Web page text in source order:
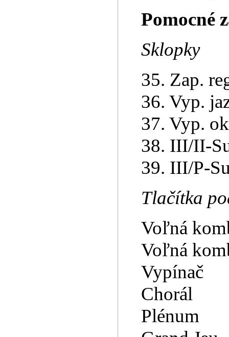
Pomocné
Sklopky
35. Zap.
36. Vyp.
37. Vyp.
38. III/II-
39. III/P-
Tlačítka
Voľná
Voľná
Vypínač
Chorál
Plénum